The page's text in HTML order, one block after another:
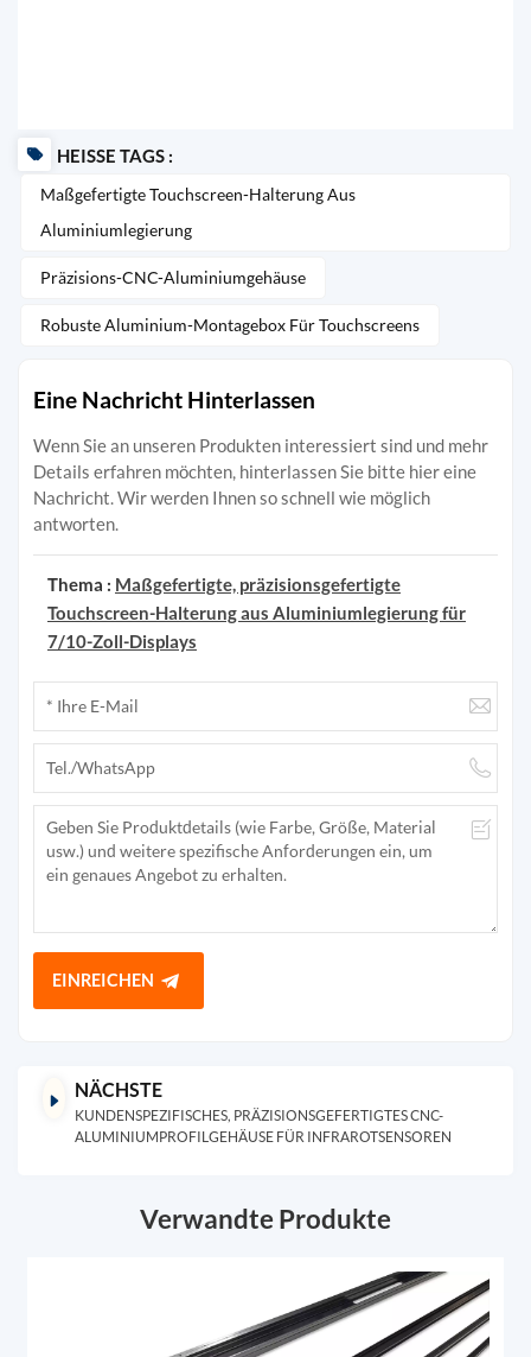
HEISSE TAGS :
Maßgefertigte Touchscreen-Halterung Aus
Aluminiumlegierung
Präzisions-CNC-Aluminiumgehäuse
Robuste Aluminium-Montagebox Für Touchscreens
Eine Nachricht Hinterlassen
Wenn Sie an unseren Produkten interessiert sind und mehr
Details erfahren möchten, hinterlassen Sie bitte hier eine
Nachricht. Wir werden Ihnen so schnell wie möglich
antworten.
Thema : Maßgefertigte, präzisionsgefertigte
Touchscreen-Halterung aus Aluminiumlegierung für
7/10-Zoll-Displays
EINREICHEN
NÄCHSTE
KUNDENSPEZIFISCHES, PRÄZISIONSGEFERTIGTES CNC-
ALUMINIUMPROFILGEHÄUSE FÜR INFRAROTSENSOREN
Verwandte Produkte